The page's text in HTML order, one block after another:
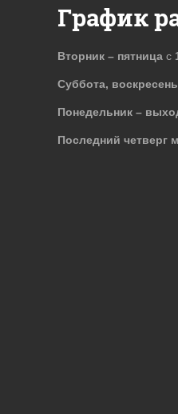
График
Вторник – пятница с
Суббота,
Понедельник –
Последний четверг